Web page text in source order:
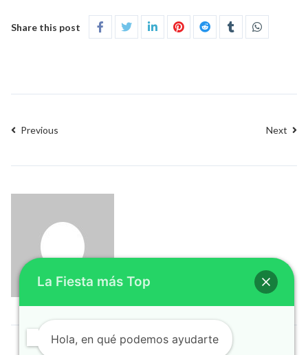
Share this post
Previous Next
La Fiesta más Top
Hola, en qué podemos ayudarte